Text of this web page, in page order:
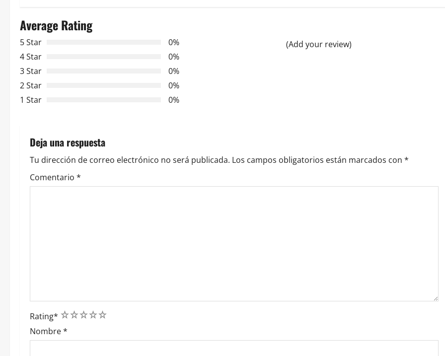
g
a
c
i
n
d
e
d
a
s
Average Rating
5 Star
0%
4 Star
0%
3 Star
0%
2 Star
0%
1 Star
0%
(Add your review)
Deja una respuesta
Tu dirección de correo electrónico no será publicada. Los campos obligatorios están marcados con *
Comentario *
Rating* 5
4
3
2
1
Nombre*